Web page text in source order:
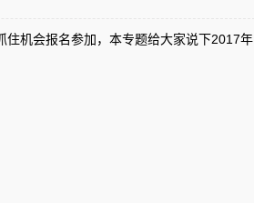
机会报名参加，本专题给大家说下2017年